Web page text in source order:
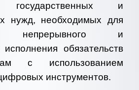
государственных и
нужд, необходимых для
непрерывного и
обязательств
с использованием
инструментов.